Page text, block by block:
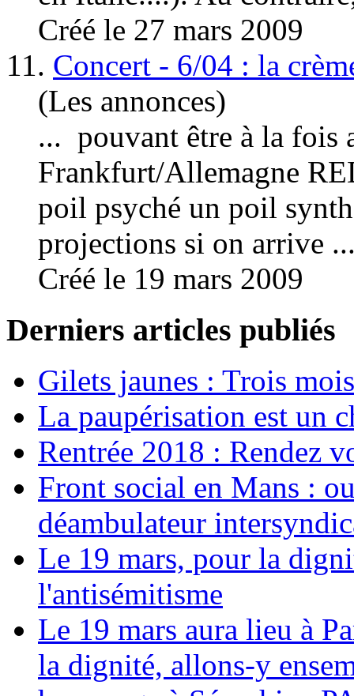
Créé le 27 mars 2009
11. Concert - 6/04 : la
(Les annonces)
... pouvant être à la fois
Frankfurt/Allemagne
poil psyché un poil
projections si on arrive
Créé le 19 mars 2009
Derniers articles publiés
Gilets jaunes : Trois
La paupérisation est un
Rentrée 2018 : Rendez
Front social en Mans :
déambulateur
Le 19 mars, pour la
l'antisémitisme
Le 19 mars aura lieu à
la dignité, allons-y